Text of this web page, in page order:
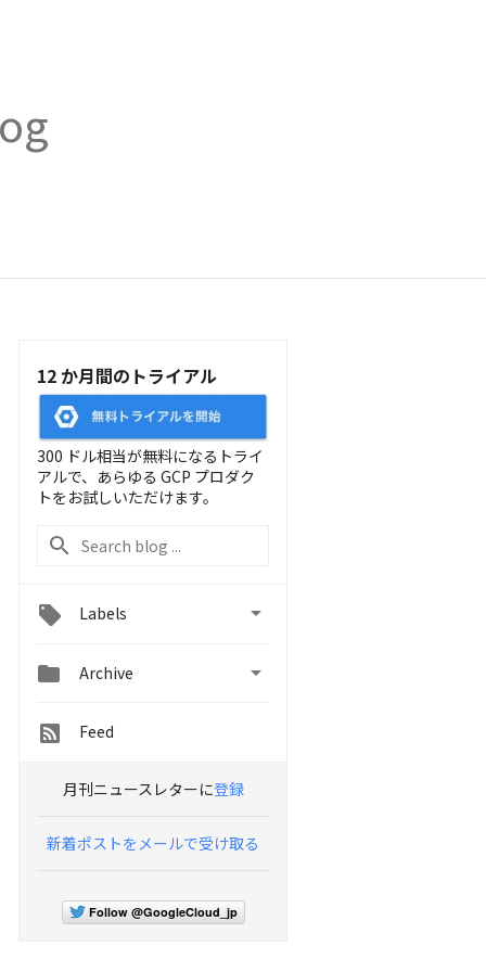
12 か月間のトライアル
300 ドル相当が無料になるトライ
アルで、あらゆる GCP プロダク
トをお試しいただけます。
Labels 
 Archive 
Feed
月刊ニュースレターに登録
新着ポストをメールで受け取る
Follow @GoogleCloud_jp